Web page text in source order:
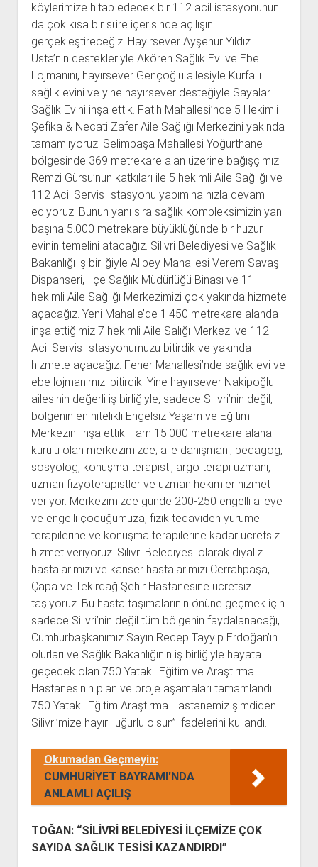
köylerimize hitap edecek bir 112 acil istasyonunun
da çok kısa bir süre içerisinde açılışını
gerçekleştireceğiz. Hayırsever Ayşenur Yıldız
Usta’nın destekleriyle Akören Sağlık Evi ve Ebe
Lojmanını, hayırsever Gençoğlu ailesiyle Kurfallı
sağlık evini ve yine hayırsever desteğiyle Sayalar
Sağlık Evini inşa ettik. Fatih Mahallesi’nde 5 Hekimli
Şefika & Necati Zafer Aile Sağlığı Merkezini yakında
tamamlıyoruz. Selimpaşa Mahallesi Yoğurthane
bölgesinde 369 metrekare alan üzerine bağışçımız
Remzi Gürsu’nun katkıları ile 5 hekimli Aile Sağlığı ve
112 Acil Servis İstasyonu yapımına hızla devam
ediyoruz. Bunun yanı sıra sağlık kompleksimizin yanı
başına 5.000 metrekare büyüklüğünde bir huzur
evinin temelini atacağız. Silivri Belediyesi ve Sağlık
Bakanlığı iş birliğiyle Alibey Mahallesi Verem Savaş
Dispanseri, İlçe Sağlık Müdürlüğü Binası ve 11
hekimli Aile Sağlığı Merkezimizi çok yakında hizmete
açacağız. Yeni Mahalle’de 1.450 metrekare alanda
inşa ettiğimiz 7 hekimli Aile Salığı Merkezi ve 112
Acil Servis İstasyonumuzu bitirdik ve yakında
hizmete açacağız. Fener Mahallesi’nde sağlık evi ve
ebe lojmanımızı bitirdik. Yine hayırsever Nakipoğlu
ailesinin değerli iş birliğiyle, sadece Silivri’nin değil,
bölgenin en nitelikli Engelsiz Yaşam ve Eğitim
Merkezini inşa ettik. Tam 15.000 metrekare alana
kurulu olan merkezimizde; aile danışmanı, pedagog,
sosyolog, konuşma terapisti, argo terapi uzmanı,
uzman fizyoterapistler ve uzman hekimler hizmet
veriyor. Merkezimizde günde 200-250 engelli aileye
ve engelli çocuğumuza, fizik tedaviden yürüme
terapilerine ve konuşma terapilerine kadar ücretsiz
hizmet veriyoruz. Silivri Belediyesi olarak diyaliz
hastalarımızı ve kanser hastalarımızı Cerrahpaşa,
Çapa ve Tekirdağ Şehir Hastanesine ücretsiz
taşıyoruz. Bu hasta taşımalarının önüne geçmek için
sadece Silivri’nin değil tüm bölgenin faydalanacağı,
Cumhurbaşkanımız Sayın Recep Tayyip Erdoğan’ın
olurları ve Sağlık Bakanlığının iş birliğiyle hayata
geçecek olan 750 Yataklı Eğitim ve Araştırma
Hastanesinin plan ve proje aşamaları tamamlandı.
750 Yataklı Eğitim Araştırma Hastanemiz şimdiden
Silivri’mize hayırlı uğurlu olsun” ifadelerini kullandı.
Okumadan Geçmeyin:
CUMHURİYET BAYRAMI'NDA
ANLAMLI AÇILIŞ
TOĞAN: “SİLİVRİ BELEDİYESİ İLÇEMİZE ÇOK
SAYIDA SAĞLIK TESİSİ KAZANDIRDI”